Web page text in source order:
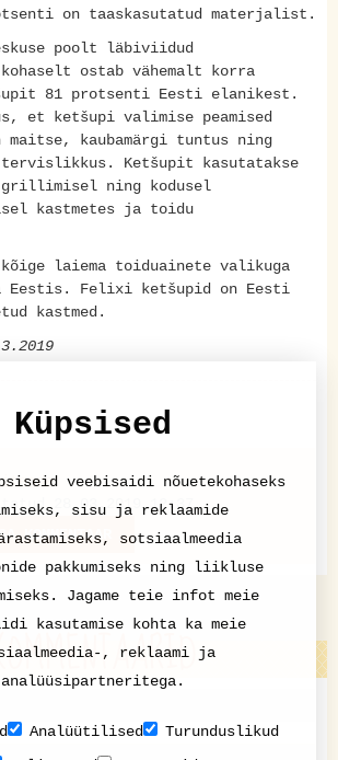
on taaskasutatud materjalist.
poolt läbiviidud
ostab vähemalt korra
81 protsenti Eesti elanikest.
et ketšupi valimise peamised
kaubamärgi tuntus ning
Ketšupit kasutatakse
ning kodusel
kastmetes ja toidu
laiema toiduainete valikuga
Eestis. Felixi ketšupid on Eesti
kastmed.
28.03.2019 12:37
KOMMENTAAR
Küpsised
veebisaidi nõuetekohaseks
sisu ja reklaamide
sotsiaalmeedia
pakkumiseks ning liikluse
Jagame teie infot meie
kasutamise kohta ka meie
, reklaami ja
analüüsipartneritega.
Analüütilised
Turunduslikud